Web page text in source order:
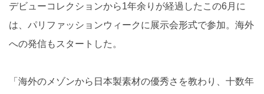
デビューコレクションから1年余りが経過したこの6月に
は、パリファッションウィークに展示会形式で参加。海外
への発信もスタートした。
「海外のメゾンから日本製素材の優秀さを教わり、十数年